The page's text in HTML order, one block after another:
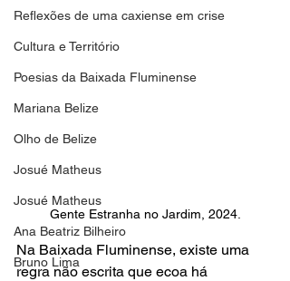
Reflexões de uma caxiense em crise
Cultura e Território
Poesias da Baixada Fluminense
Mariana Belize
Olho de Belize
Josué Matheus
Josué Matheus
Ana Beatriz Bilheiro
Bruno Lima
Gente Estranha no Jardim, 2024.
Na Baixada Fluminense, existe uma
regra não escrita que ecoa há